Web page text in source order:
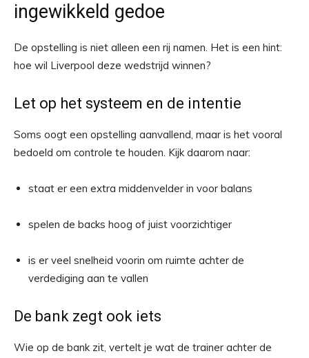
ingewikkeld gedoe
De opstelling is niet alleen een rij namen. Het is een hint:
hoe wil Liverpool deze wedstrijd winnen?
Let op het systeem en de intentie
Soms oogt een opstelling aanvallend, maar is het vooral
bedoeld om controle te houden. Kijk daarom naar:
staat er een extra middenvelder in voor balans
spelen de backs hoog of juist voorzichtiger
is er veel snelheid voorin om ruimte achter de
verdediging aan te vallen
De bank zegt ook iets
Wie op de bank zit, vertelt je wat de trainer achter de